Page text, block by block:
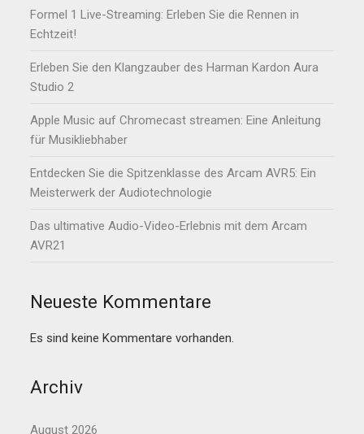
Formel 1 Live-Streaming: Erleben Sie die Rennen in
Echtzeit!
Erleben Sie den Klangzauber des Harman Kardon Aura
Studio 2
Apple Music auf Chromecast streamen: Eine Anleitung
für Musikliebhaber
Entdecken Sie die Spitzenklasse des Arcam AVR5: Ein
Meisterwerk der Audiotechnologie
Das ultimative Audio-Video-Erlebnis mit dem Arcam
AVR21
Neueste Kommentare
Es sind keine Kommentare vorhanden.
Archiv
August 2026